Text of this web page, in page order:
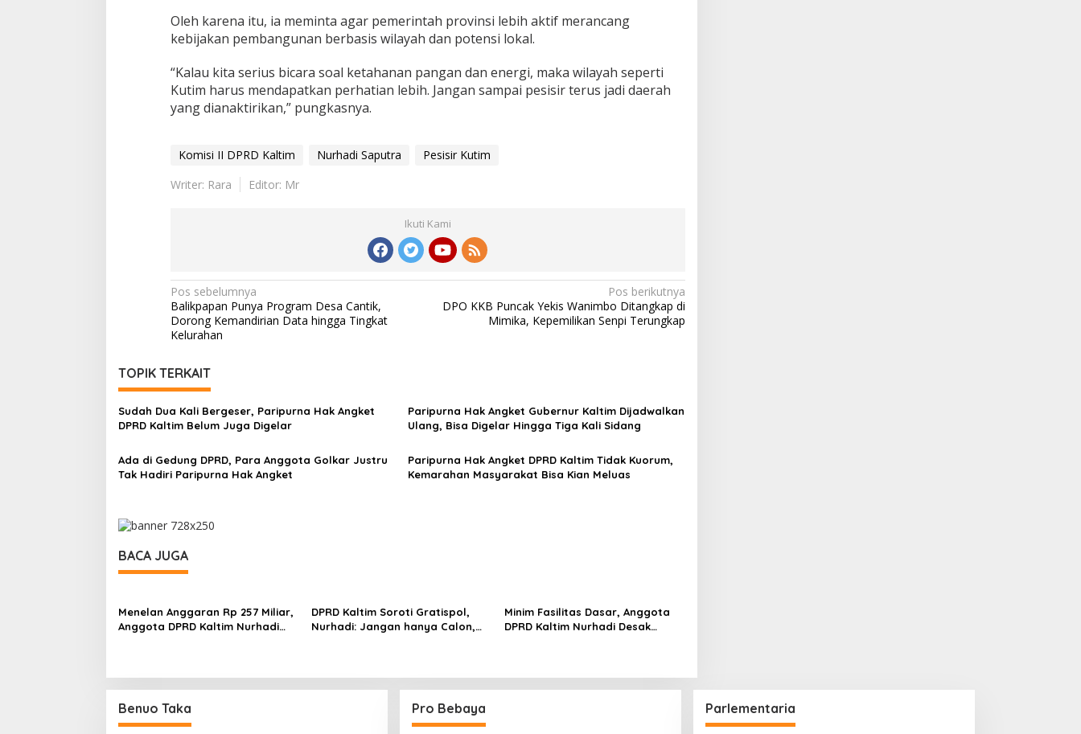
Oleh karena itu, ia meminta agar pemerintah provinsi lebih aktif merancang
kebijakan pembangunan berbasis wilayah dan potensi lokal.
“Kalau kita serius bicara soal ketahanan pangan dan energi, maka wilayah seperti
Kutim harus mendapatkan perhatian lebih. Jangan sampai pesisir terus jadi daerah
yang dianaktirikan,” pungkasnya.
Komisi II DPRD Kaltim Nurhadi Saputra
Pesisir Kutim
Writer: Rara
Editor: Mr
Ikuti Kami
Navigasi
pos
Pos sebelumnya
Balikpapan Punya Program Desa Cantik,
Dorong Kemandirian Data hingga Tingkat
Kelurahan
Pos berikutnya
DPO KKB Puncak Yekis Wanimbo Ditangkap di
Mimika, Kepemilikan Senpi Terungkap
TOPIK TERKAIT
Sudah Dua Kali Bergeser, Paripurna Hak Angket
DPRD Kaltim Belum Juga Digelar
Paripurna Hak Angket Gubernur Kaltim Dijadwalkan
Ulang, Bisa Digelar Hingga Tiga Kali Sidang
Ada di Gedung DPRD, Para Anggota Golkar Justru
Tak Hadiri Paripurna Hak Angket
Paripurna Hak Angket DPRD Kaltim Tidak Kuorum,
Kemarahan Masyarakat Bisa Kian Meluas
BACA JUGA
Menelan Anggaran Rp 257 Miliar,
Anggota DPRD Kaltim Nurhadi
DPRD Kaltim Soroti Gratispol,
Nurhadi: Jangan hanya Calon,
Minim Fasilitas Dasar, Anggota
DPRD Kaltim Nurhadi Desak
Benuo Taka Pro Bebaya Parlementaria